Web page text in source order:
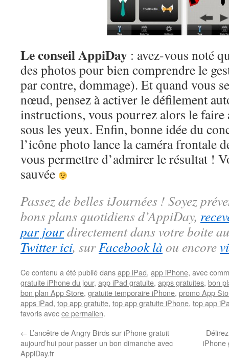
Le conseil AppiDay : avez-vous noté
des photos pour bien comprendre le
par contre, dommage). Et quand vous
nœud, pensez à activer le défilement
instructions, vous pourrez alors le faire
sous les yeux. Enfin, bonne idée du
l’icône photo lance la caméra frontale
vous permettre d’admirer le résultat !
sauvée
Passez de belles iJournées ! Soyez
bons plans quotidiens d’AppiDay,
par jourdirectement dans votre boite
Twitter ici, surFacebook là ou encore
Ce contenu a été publié dansapp iPad, app iPhone, avec
gratuite iPhone du jour, app iPad gratuite, apps gratuites, bon
bon plan App Store, gratuite temporaire iPhone, promo App
apps iPad, top app gratuite, top app gratuite iPhone, top app
favoris avecce permalien.
← L’ancêtre de Angry Birds sur iPhone gratuit
aujourd’hui pour passer un bon dimanche avec
AppiDay.fr
iPhone